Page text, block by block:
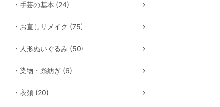
・手芸の基本 (24)
・お直しリメイク (75)
・人形ぬいぐるみ (50)
・染物・糸紡ぎ (6)
・衣類 (20)